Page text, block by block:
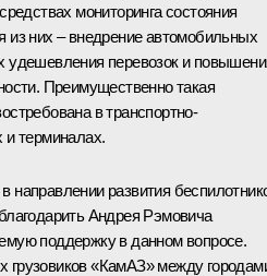
мониторинга состояния
из них – внедрение автомобильных
удешевления перевозок и
Преимущественно такая
в транспортно-
и терминалах.
направлении развития
Андрея Рэмовича
поддержку в данном вопросе.
грузовиков «КамАЗ» между